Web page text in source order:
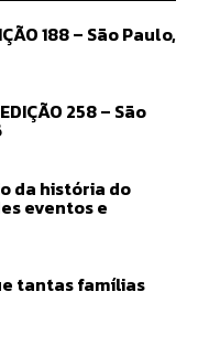
188 – São Paulo,
258 – São
da história do
eventos e
tantas famílias